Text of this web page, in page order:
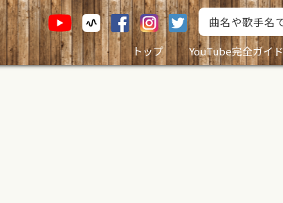
トップ
YouTube完全ガイド